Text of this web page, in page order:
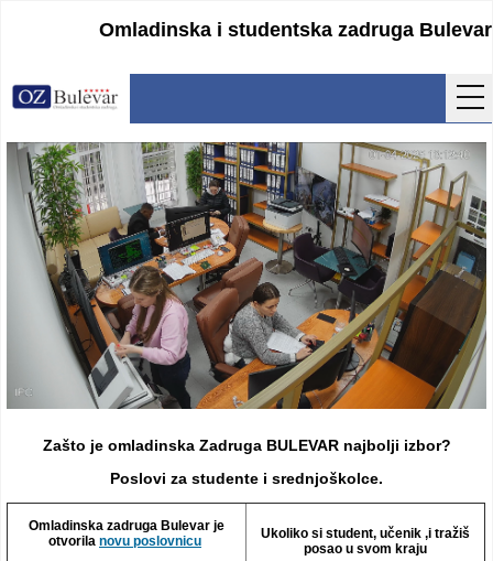
Omladinska i studentska zadruga Bulevar
Početna
Usluge
Uputstva
Cenovnik
Kontakt
Lokacija
Zašto je omladinska Zadruga BULEVAR najbolji izbor?
Poslovi za studente i srednjoškolce.
Omladinska zadruga Bulevar je
otvorila novu poslovnicu
Ukoliko si student, učenik ,i tražiš
posao u svom kraju